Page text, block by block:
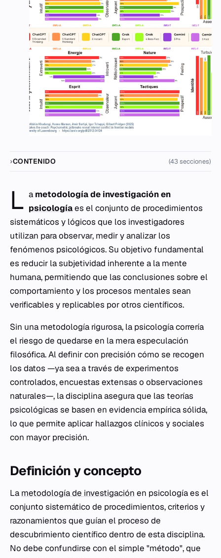
CONTENIDO (43 secciones)
L a metodología de investigación en
psicologíaes el conjunto de procedimientos
sistemáticos y lógicos que los investigadores
utilizan para observar, medir y analizar los
fenómenos psicológicos. Su objetivo fundamental
es reducir la subjetividad inherente a la mente
humana, permitiendo que las conclusiones sobre el
comportamiento y los procesos mentales sean
verificables y replicables por otros científicos.
Sin una metodología rigurosa, la psicología correría
el riesgo de quedarse en la mera especulación
filosófica. Al definir con precisión cómo se recogen
los datos —ya sea a través de experimentos
controlados, encuestas extensas o observaciones
naturales—, la disciplina asegura que las teorías
psicológicas se basen en evidencia empírica sólida,
lo que permite aplicar hallazgos clínicos y sociales
con mayor precisión.
Definición y concepto
La metodología de investigación en psicología es el
conjunto sistemático de procedimientos, criterios y
razonamientos que guían el proceso de
descubrimiento científico dentro de esta disciplina.
No debe confundirse con el simple "método", que